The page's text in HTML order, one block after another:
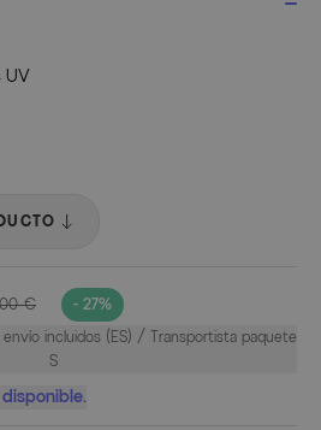
UV
€
- 27%
incluidos (ES) / Transportista paquete
S